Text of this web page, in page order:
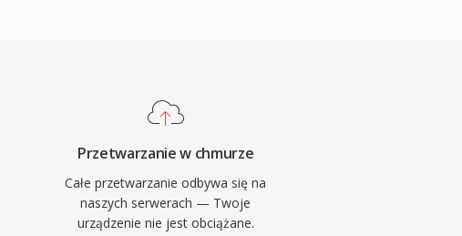
Przetwarzanie w chmurze
Całe przetwarzanie odbywa się na
naszych serwerach — Twoje
urządzenie nie jest obciążane.